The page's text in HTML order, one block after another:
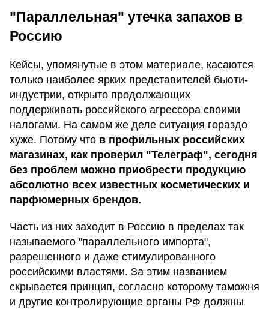
"Параллельная" утечка запахов в
Россию
Кейсы, упомянутые в этом материале, касаются
только наиболее ярких представителей бьюти-
индустрии, открыто продолжающих
поддерживать российского агрессора своими
налогами. На самом же деле ситуация гораздо
хуже. Потому что в профильных российских
магазинах, как проверил "Телеграф", сегодня
без проблем можно приобрести продукцию
абсолютно всех известных косметических и
парфюмерных брендов.
Часть из них заходит в Россию в пределах так
называемого "параллельного импорта",
разрешенного и даже стимулированного
российскими властями. За этим названием
скрывается принцип, согласно которому таможня
и другие контролирующие органы РФ должны